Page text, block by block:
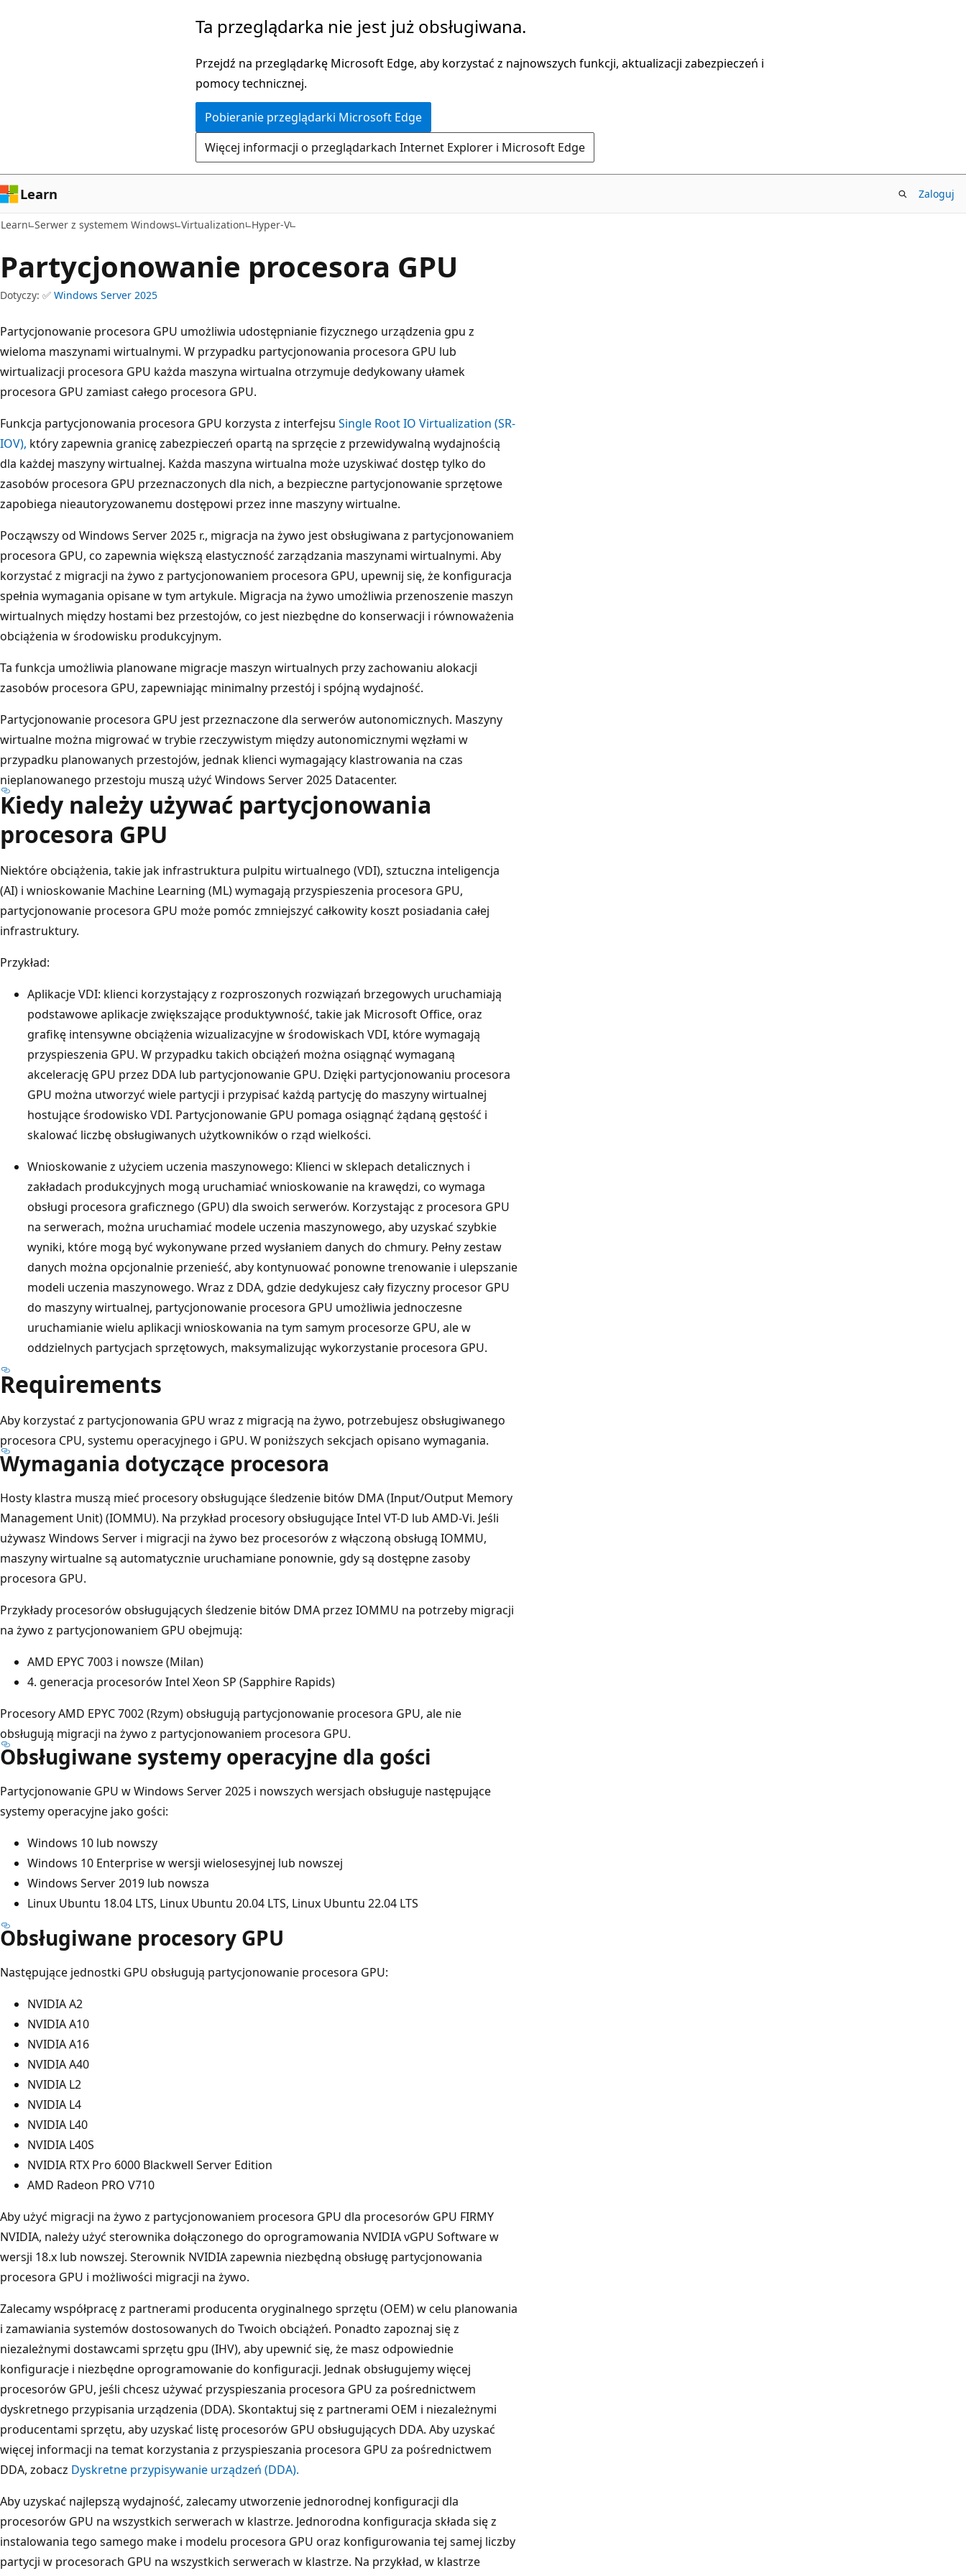
Ta przeglądarka nie jest już obsługiwana.
Przejdź na przeglądarkę Microsoft Edge, aby korzystać z najnowszych funkcji, aktualizacji zabezpieczeń i
pomocy technicznej.
Pobieranie przeglądarki Microsoft Edge
Więcej informacji o przeglądarkach Internet Explorer i Microsoft Edge
Learn Zaloguj
Learn Serwer z systemem Windows Virtualization Hyper-V
Partycjonowanie procesora GPU
Dotyczy: ✅ Windows Server 2025
Partycjonowanie procesora GPU umożliwia udostępnianie fizycznego urządzenia gpu z
wieloma maszynami wirtualnymi. W przypadku partycjonowania procesora GPU lub
wirtualizacji procesora GPU każda maszyna wirtualna otrzymuje dedykowany ułamek
procesora GPU zamiast całego procesora GPU.
Funkcja partycjonowania procesora GPU korzysta z interfejsu Single Root IO Virtualization (SR-
IOV), który zapewnia granicę zabezpieczeń opartą na sprzęcie z przewidywalną wydajnością
dla każdej maszyny wirtualnej. Każda maszyna wirtualna może uzyskiwać dostęp tylko do
zasobów procesora GPU przeznaczonych dla nich, a bezpieczne partycjonowanie sprzętowe
zapobiega nieautoryzowanemu dostępowi przez inne maszyny wirtualne.
Począwszy od Windows Server 2025 r., migracja na żywo jest obsługiwana z partycjonowaniem
procesora GPU, co zapewnia większą elastyczność zarządzania maszynami wirtualnymi. Aby
korzystać z migracji na żywo z partycjonowaniem procesora GPU, upewnij się, że konfiguracja
spełnia wymagania opisane w tym artykule. Migracja na żywo umożliwia przenoszenie maszyn
wirtualnych między hostami bez przestojów, co jest niezbędne do konserwacji i równoważenia
obciążenia w środowisku produkcyjnym.
Ta funkcja umożliwia planowane migracje maszyn wirtualnych przy zachowaniu alokacji
zasobów procesora GPU, zapewniając minimalny przestój i spójną wydajność.
Partycjonowanie procesora GPU jest przeznaczone dla serwerów autonomicznych. Maszyny
wirtualne można migrować w trybie rzeczywistym między autonomicznymi węzłami w
przypadku planowanych przestojów, jednak klienci wymagający klastrowania na czas
nieplanowanego przestoju muszą użyć Windows Server 2025 Datacenter.
Kiedy należy używać partycjonowania
procesora GPU
Niektóre obciążenia, takie jak infrastruktura pulpitu wirtualnego (VDI), sztuczna inteligencja
(AI) i wnioskowanie Machine Learning (ML) wymagają przyspieszenia procesora GPU,
partycjonowanie procesora GPU może pomóc zmniejszyć całkowity koszt posiadania całej
infrastruktury.
Przykład:
Aplikacje VDI: klienci korzystający z rozproszonych rozwiązań brzegowych uruchamiają
podstawowe aplikacje zwiększające produktywność, takie jak Microsoft Office, oraz
grafikę intensywne obciążenia wizualizacyjne w środowiskach VDI, które wymagają
przyspieszenia GPU. W przypadku takich obciążeń można osiągnąć wymaganą
akcelerację GPU przez DDA lub partycjonowanie GPU. Dzięki partycjonowaniu procesora
GPU można utworzyć wiele partycji i przypisać każdą partycję do maszyny wirtualnej
hostujące środowisko VDI. Partycjonowanie GPU pomaga osiągnąć żądaną gęstość i
skalować liczbę obsługiwanych użytkowników o rząd wielkości.
Wnioskowanie z użyciem uczenia maszynowego: Klienci w sklepach detalicznych i
zakładach produkcyjnych mogą uruchamiać wnioskowanie na krawędzi, co wymaga
obsługi procesora graficznego (GPU) dla swoich serwerów. Korzystając z procesora GPU
na serwerach, można uruchamiać modele uczenia maszynowego, aby uzyskać szybkie
wyniki, które mogą być wykonywane przed wysłaniem danych do chmury. Pełny zestaw
danych można opcjonalnie przenieść, aby kontynuować ponowne trenowanie i ulepszanie
modeli uczenia maszynowego. Wraz z DDA, gdzie dedykujesz cały fizyczny procesor GPU
do maszyny wirtualnej, partycjonowanie procesora GPU umożliwia jednoczesne
uruchamianie wielu aplikacji wnioskowania na tym samym procesorze GPU, ale w
oddzielnych partycjach sprzętowych, maksymalizując wykorzystanie procesora GPU.
Requirements
Aby korzystać z partycjonowania GPU wraz z migracją na żywo, potrzebujesz obsługiwanego
procesora CPU, systemu operacyjnego i GPU. W poniższych sekcjach opisano wymagania.
Wymagania dotyczące procesora
Hosty klastra muszą mieć procesory obsługujące śledzenie bitów DMA (Input/Output Memory
Management Unit) (IOMMU). Na przykład procesory obsługujące Intel VT-D lub AMD-Vi. Jeśli
używasz Windows Server i migracji na żywo bez procesorów z włączoną obsługą IOMMU,
maszyny wirtualne są automatycznie uruchamiane ponownie, gdy są dostępne zasoby
procesora GPU.
Przykłady procesorów obsługujących śledzenie bitów DMA przez IOMMU na potrzeby migracji
na żywo z partycjonowaniem GPU obejmują:
AMD EPYC 7003 i nowsze (Milan)
4. generacja procesorów Intel Xeon SP (Sapphire Rapids)
Procesory AMD EPYC 7002 (Rzym) obsługują partycjonowanie procesora GPU, ale nie
obsługują migracji na żywo z partycjonowaniem procesora GPU.
Obsługiwane systemy operacyjne dla gości
Partycjonowanie GPU w Windows Server 2025 i nowszych wersjach obsługuje następujące
systemy operacyjne jako gości:
Windows 10 lub nowszy
Windows 10 Enterprise w wersji wielosesyjnej lub nowszej
Windows Server 2019 lub nowsza
Linux Ubuntu 18.04 LTS, Linux Ubuntu 20.04 LTS, Linux Ubuntu 22.04 LTS
Obsługiwane procesory GPU
Następujące jednostki GPU obsługują partycjonowanie procesora GPU:
NVIDIA A2
NVIDIA A10
NVIDIA A16
NVIDIA A40
NVIDIA L2
NVIDIA L4
NVIDIA L40
NVIDIA L40S
NVIDIA RTX Pro 6000 Blackwell Server Edition
AMD Radeon PRO V710
Aby użyć migracji na żywo z partycjonowaniem procesora GPU dla procesorów GPU FIRMY
NVIDIA, należy użyć sterownika dołączonego do oprogramowania NVIDIA vGPU Software w
wersji 18.x lub nowszej. Sterownik NVIDIA zapewnia niezbędną obsługę partycjonowania
procesora GPU i możliwości migracji na żywo.
Zalecamy współpracę z partnerami producenta oryginalnego sprzętu (OEM) w celu planowania
i zamawiania systemów dostosowanych do Twoich obciążeń. Ponadto zapoznaj się z
niezależnymi dostawcami sprzętu gpu (IHV), aby upewnić się, że masz odpowiednie
konfiguracje i niezbędne oprogramowanie do konfiguracji. Jednak obsługujemy więcej
procesorów GPU, jeśli chcesz używać przyspieszania procesora GPU za pośrednictwem
dyskretnego przypisania urządzenia (DDA). Skontaktuj się z partnerami OEM i niezależnymi
producentami sprzętu, aby uzyskać listę procesorów GPU obsługujących DDA. Aby uzyskać
więcej informacji na temat korzystania z przyspieszania procesora GPU za pośrednictwem
DDA, zobacz Dyskretne przypisywanie urządzeń (DDA).
Aby uzyskać najlepszą wydajność, zalecamy utworzenie jednorodnej konfiguracji dla
procesorów GPU na wszystkich serwerach w klastrze. Jednorodna konfiguracja składa się z
instalowania tego samego make i modelu procesora GPU oraz konfigurowania tej samej liczby
partycji w procesorach GPU na wszystkich serwerach w klastrze. Na przykład, w klastrze